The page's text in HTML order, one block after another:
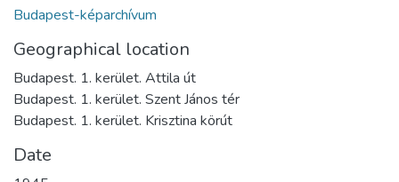
Budapest-képarchívum
Geographical location
Budapest. 1. kerület. Attila út
Budapest. 1. kerület. Szent János tér
Budapest. 1. kerület. Krisztina körút
Date